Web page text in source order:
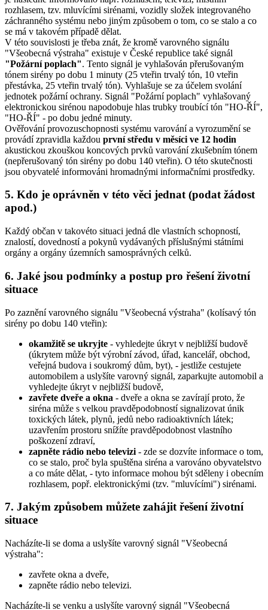
rozhlasem, tzv. mluvícími sirénami, vozidly složek integrovaného
záchranného systému nebo jiným způsobem o tom, co se stalo a co
se má v takovém případě dělat.
V této souvislosti je třeba znát, že kromě varovného signálu
"Všeobecná výstraha" existuje v České republice také signál
"Požární poplach". Tento signál je vyhlašován přerušovaným
tónem sirény po dobu 1 minuty (25 vteřin trvalý tón, 10 vteřin
přestávka, 25 vteřin trvalý tón). Vyhlašuje se za účelem svolání
jednotek požární ochrany. Signál "Požární poplach" vyhlašovaný
elektronickou sirénou napodobuje hlas trubky troubící tón "HO-ŘÍ",
"HO-ŘÍ" - po dobu jedné minuty.
Ověřování provozuschopnosti systému varování a vyrozumění se
provádí zpravidla každou první středu v měsíci ve 12 hodin
akustickou zkouškou koncových prvků varování zkušebním tónem
(nepřerušovaný tón sirény po dobu 140 vteřin). O této skutečnosti
jsou obyvatelé informováni hromadnými informačními prostředky.
5. Kdo je oprávněn v této věci jednat (podat žádost
apod.)
Každý občan v takovéto situaci jedná dle vlastních schopností,
znalostí, dovedností a pokynů vydávaných příslušnými státními
orgány a orgány územních samosprávných celků.
6. Jaké jsou podmínky a postup pro řešení životní
situace
Po zaznění varovného signálu "Všeobecná výstraha" (kolísavý tón
sirény po dobu 140 vteřin):
okamžitě se ukryjte - vyhledejte úkryt v nejbližší budově
(úkrytem může být výrobní závod, úřad, kancelář, obchod,
veřejná budova i soukromý dům, byt), - jestliže cestujete
automobilem a uslyšíte varovný signál, zaparkujte automobil a
vyhledejte úkryt v nejbližší budově,
zavřete dveře a okna - dveře a okna se zavírají proto, že
siréna může s velkou pravděpodobností signalizovat únik
toxických látek, plynů, jedů nebo radioaktivních látek;
uzavřením prostoru snížíte pravděpodobnost vlastního
poškození zdraví,
zapněte rádio nebo televizi - zde se dozvíte informace o tom,
co se stalo, proč byla spuštěna siréna a varováno obyvatelstvo
a co máte dělat, - tyto informace mohou být sděleny i obecním
rozhlasem, popř. elektronickými (tzv. "mluvícími") sirénami.
7. Jakým způsobem můžete zahájit řešení životní
situace
Nacházíte-li se doma a uslyšíte varovný signál "Všeobecná
výstraha":
zavřete okna a dveře,
zapněte rádio nebo televizi.
Nacházíte-li se venku a uslyšíte varovný signál "Všeobecná